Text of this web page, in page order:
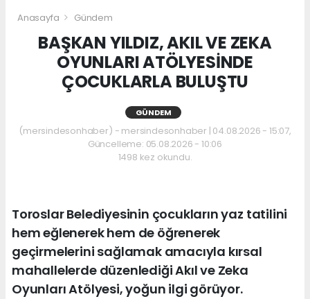
Anasayfa Gündem
BAŞKAN YILDIZ, AKIL VE ZEKA
OYUNLARI ATÖLYESİNDE
ÇOCUKLARLA BULUŞTU
GÜNDEM
(mersindesonhaber) - mersindesonhaber | 04.08.2026 - 15:07,
Güncelleme: 05.08.2026 - 10:06
1498 kez okundu.
Toroslar Belediyesinin çocukların yaz tatilini
hem eğlenerek hem de öğrenerek
geçirmelerini sağlamak amacıyla kırsal
mahallelerde düzenlediği Akıl ve Zeka
Oyunları Atölyesi, yoğun ilgi görüyor.